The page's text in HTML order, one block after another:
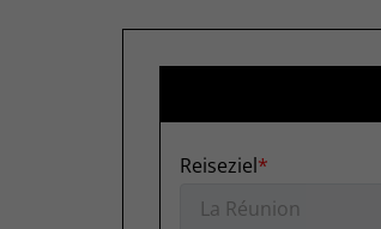
Reiseziel